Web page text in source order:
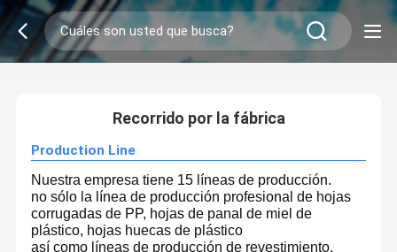
2/0
Recorrido por la fábrica
Production Line
Nuestra empresa tiene 15 líneas de producción.
no sólo la línea de producción profesional de hojas
corrugadas de PP, hojas de panal de miel de
plástico, hojas huecas de plástico
así como líneas de producción de revestimiento,